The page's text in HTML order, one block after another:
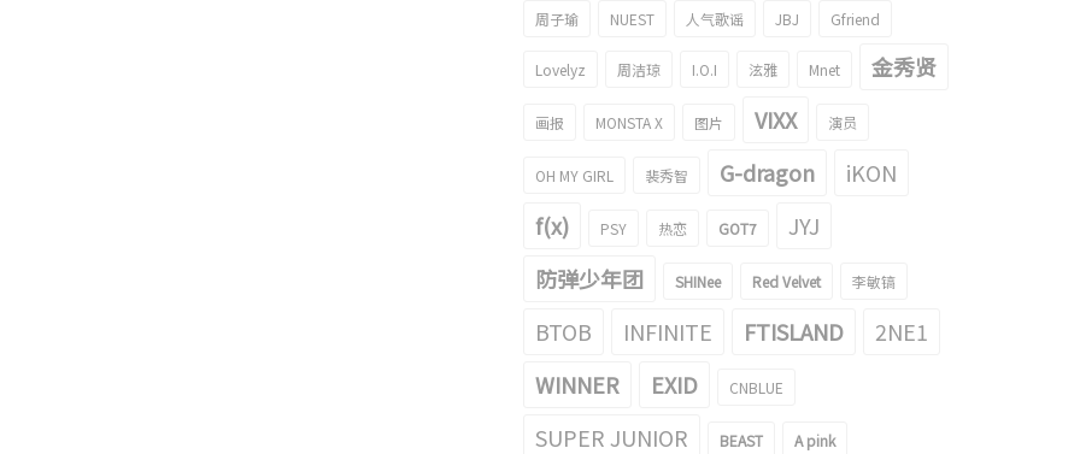
周子瑜 NUEST 人气歌谣 JBJ Gfriend
Lovelyz 周洁琼 I.O.I 泫雅 Mnet 金秀贤
画报 MONSTA X 图片 VIXX 演员
OH MY GIRL 裴秀智 G-dragon
iKON
f(x)
PSY 热恋 GOT7
JYJ
防弹少年团
SHINee Red Velvet 李敏镐
BTOB INFINITE FTISLAND
2NE1
WINNER
EXID CNBLUE
SUPER JUNIOR BEAST A pink